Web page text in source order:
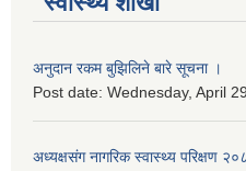
अनुदान रकम बुझिलिने बारे सूचना ।
Post date: Wednesday, April
अध्यक्षसंग नागरिक स्वास्थ्य परिक्षण